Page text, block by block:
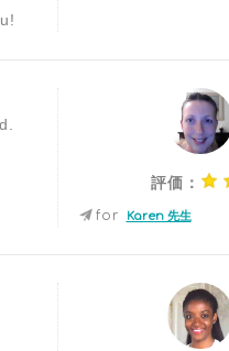
評価：
for Karen 先生